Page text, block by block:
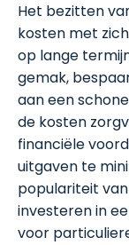
Het bezitten
kosten met
op lange
gemak,
aan een
de kosten
financiële
uitgaven te
populariteit
investeren in
voor